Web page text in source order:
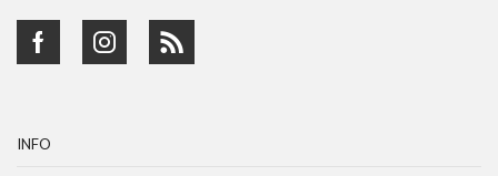
FacebookInstagram
Rss
INFO